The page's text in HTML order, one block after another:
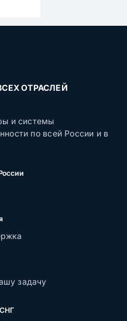
ОТРАСЛЕЙ
и системы
по всей России и в
задачу